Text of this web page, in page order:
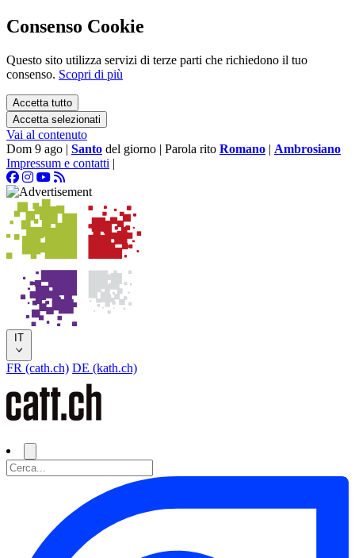
Consenso Cookie
Questo sito utilizza servizi di terze parti che richiedono il tuo
consenso. Scopri di più
Accetta tutto
Accetta selezionati
Vai al contenuto
Dom 9 ago | Santo del giorno | Parola rito Romano | Ambrosiano
Impressum e contatti |
IT
FR (cath.ch) DE (kath.ch)